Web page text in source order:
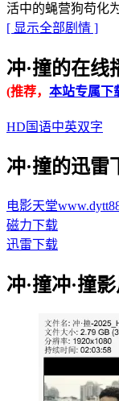
活中的蝇营狗苟化
[ 显示全部剧情 ]
冲·撞的在线
(推荐， 本站专属下
HD国语中英双字
冲·撞的迅雷
电影天堂
磁力下载
迅雷下载
冲·撞冲·撞影